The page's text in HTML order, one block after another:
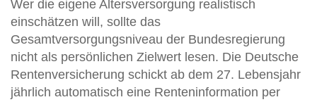
Wer die eigene Altersversorgung realistisch
einschätzen will, sollte das
Gesamtversorgungsniveau der Bundesregierung
nicht als persönlichen Zielwert lesen. Die Deutsche
Rentenversicherung schickt ab dem 27. Lebensjahr
jährlich automatisch eine Renteninformation per